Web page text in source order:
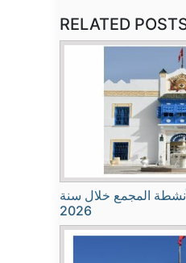
RELATED
لأنشطة المجمع خلال سنة
2026